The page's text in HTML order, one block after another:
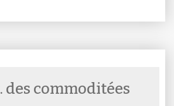
des commoditées